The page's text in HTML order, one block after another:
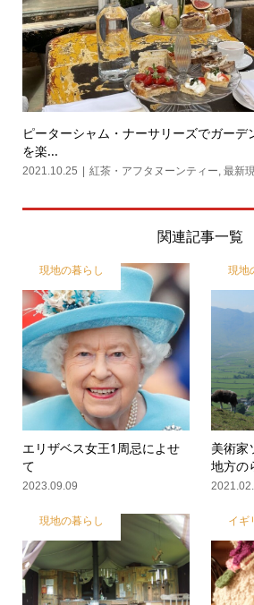
ピーターシャム・ナーサリーズでガーデ
を楽...
2021.10.25 紅茶・アフタヌーンティー, 最新
関連記事一覧
現地の暮らし
エリザベス女王1周忌によせ
て
2023.09.09
現地
美術家
地方の
現地の暮らし イギ